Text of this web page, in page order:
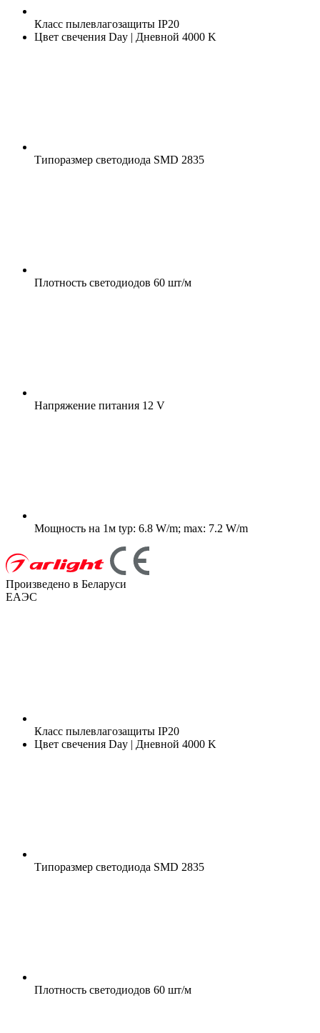
Класс пылевлагозащиты IP20
Цвет свечения Day | Дневной 4000 K
Типоразмер светодиода SMD 2835
Плотность светодиодов 60 шт/м
Напряжение питания 12 V
Мощность на 1м typ: 6.8 W/m; max: 7.2 W/m
Произведено в Беларуси
ЕАЭС
Класс пылевлагозащиты IP20
Цвет свечения Day | Дневной 4000 K
Типоразмер светодиода SMD 2835
Плотность светодиодов 60 шт/м